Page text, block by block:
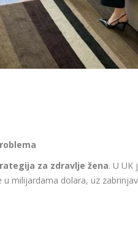
za zdravlje žena. U UK
milijardama dolara, uz